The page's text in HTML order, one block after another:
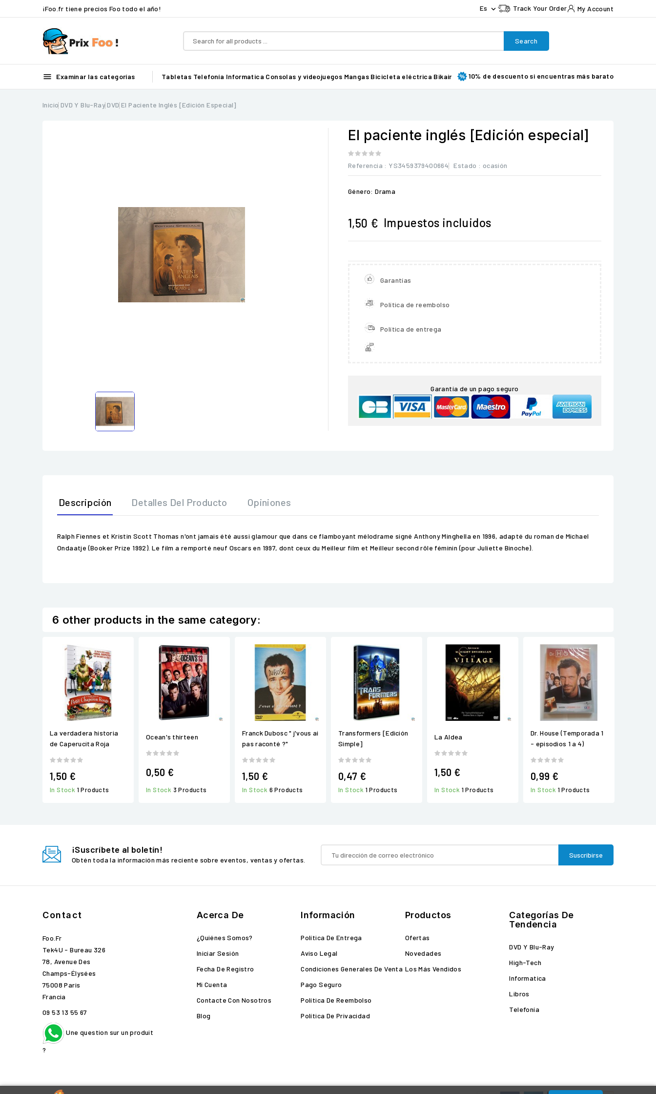
¡Foo.fr tiene precios Foo todo el año! Es  Track Your Order My Account
Search
 Examinar las categorías Tabletas Telefonía Informatica Consolas y videojuegos Mangas Bicicleta eléctrica Bikair 10% de descuento si encuentras más barato
Inicio DVD Y Blu-Ray DVD El Paciente Inglés [Edición Especial]
El paciente inglés [Edición especial]
Referencia : YS3459379400664 Estado : ocasión
Género: Drama
1,50 € Impuestos incluidos
Garantías
Política de reembolso
Política de entrega
Garantía de un pago seguro
Descripción Detalles Del Producto Opiniones
Ralph Fiennes et Kristin Scott Thomas n'ont jamais été aussi glamour que dans ce flamboyant mélodrame signé Anthony Minghella en 1996, adapté du roman de Michael
Ondaatje (Booker Prize 1992). Le film a remporté neuf Oscars en 1997, dont ceux du Meilleur film et Meilleur second rôle féminin (pour Juliette Binoche).
6 other products in the same category:
La verdadera historia
de Caperucita Roja
1,50 €
In Stock 1 Products
Ocean's thirteen
0,50 €
In Stock 3 Products
Franck Dubosc " j'vous ai
pas raconté ?"
1,50 €
In Stock 6 Products
Transformers [Edición
Simple]
0,47 €
In Stock 1 Products
La Aldea
1,50 €
In Stock 1 Products
Dr. House (Temporada 1
- episodios 1 a 4)
0,99 €
In Stock 1 Products
¡Suscríbete al boletín!
Obtén toda la información más reciente sobre eventos, ventas y ofertas.
Contact
Foo.fr
Tek4U - Bureau 326
78, Avenue Des
Champs-Élysées
75008 Paris
Francia
09 53 13 55 67
Une question sur un produit
?
Acerca De
¿Quiénes Somos?
Iniciar Sesión
Fecha De Registro
Mi Cuenta
Contacte Con Nosotros
Blog
Información
Política De Entrega
Aviso Legal
Condiciones Generales De Venta
Pago Seguro
Política De Reembolso
Política De Privacidad
Productos
Ofertas
Novedades
Los Más Vendidos
Categorías De
Tendencia
DVD Y Blu-Ray
High-Tech
Informatica
Libros
Telefonía